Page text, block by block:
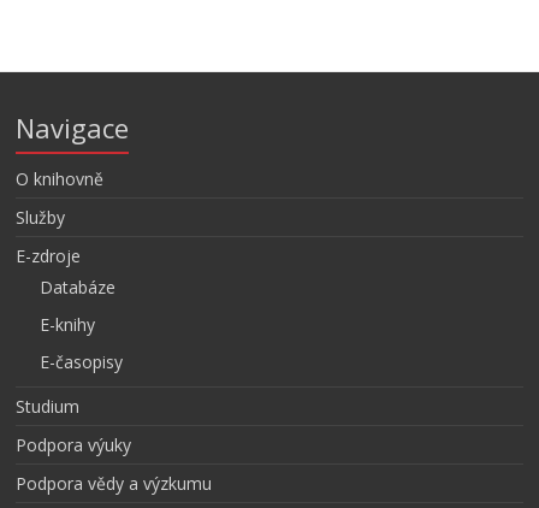
Navigace
O knihovně
Služby
E-zdroje
Databáze
E-knihy
E-časopisy
Studium
Podpora výuky
Podpora vědy a výzkumu